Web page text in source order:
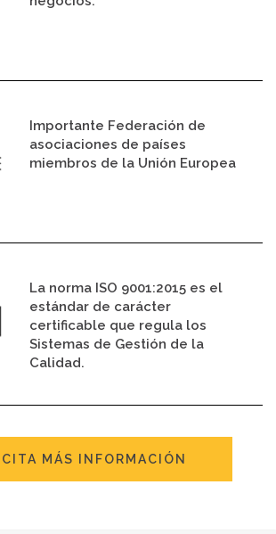
Importante Federación de
asociaciones de países
miembros de la Unión Europea
La norma ISO 9001:2015 es el
estándar de carácter
certificable que regula los
Sistemas de Gestión de la
Calidad.
MÁS INFORMACIÓN